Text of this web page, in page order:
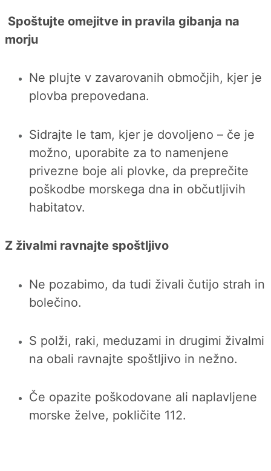
Spoštujte omejitve in pravila gibanja na
morju
Ne plujte v zavarovanih območjih, kjer je
plovba prepovedana.
Sidrajte le tam, kjer je dovoljeno – če je
možno, uporabite za to namenjene
privezne boje ali plovke, da preprečite
poškodbe morskega dna in občutljivih
habitatov.
Z živalmi ravnajte spoštljivo
Ne pozabimo, da tudi živali čutijo strah in
bolečino.
S polži, raki, meduzami in drugimi živalmi
na obali ravnajte spoštljivo in nežno.
Če opazite poškodovane ali naplavljene
morske želve, pokličite 112.